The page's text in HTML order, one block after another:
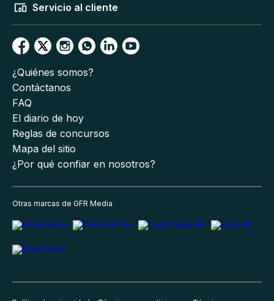
Servicio al cliente
¿Quiénes somos?
Contáctanos
FAQ
El diario de hoy
Reglas de concursos
Mapa del sitio
¿Por qué confiar en nosotros?
Otras marcas de GFR Media